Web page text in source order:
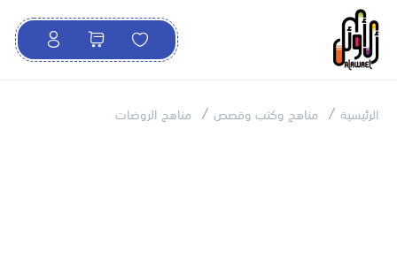
الرئيسية مناهج وكتب وقصص مناهج الروضات